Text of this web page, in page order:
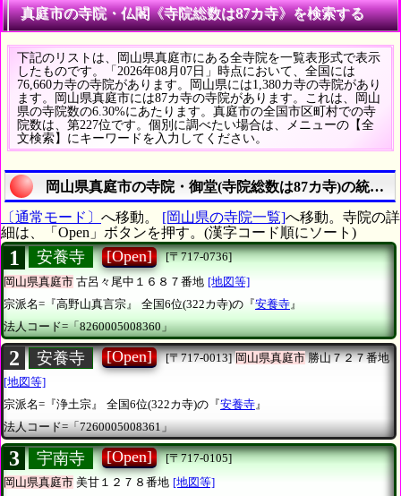
真庭市の寺院・仏閣《寺院総数は87カ寺》を検索する
下記のリストは、岡山県真庭市にある全寺院を一覧表形式で表示
したものです。「2026年08月07日」時点において、全国には
76,660カ寺の寺院があります。岡山県には1,380カ寺の寺院があり
ます。岡山県真庭市には87カ寺の寺院があります。これは、岡山
県の寺院数の6.30%にあたります。真庭市の全国市区町村での寺
院数は、第227位です。個別に調べたい場合は、メニューの【全
文検索】にキーワードを入力してください。
岡山県真庭市の寺院・御堂(寺院総数は87カ寺)の統計
〔通常モード〕 へ移動。 [岡山県の寺院一覧]へ移動。寺院の詳
細は、「Open」ボタンを押す。(漢字コード順にソート)
1 安養寺 [Open]
[〒717-0736]
岡山県真庭市 古呂々尾中１６８７番地 [地図等]
宗派名=『高野山真言宗』
全国6位(322カ寺)の『安養寺 』
法人コード=「8260005008360」
2 安養寺 [Open] [〒717-0013] 岡山県真庭市勝山７２７番地
[地図等]
宗派名=『浄土宗』
全国6位(322カ寺)の『安養寺』
法人コード=「7260005008361」
3 宇南寺 [Open]
[〒717-0105]
岡山県真庭市 美甘１２７８番地 [地図等]